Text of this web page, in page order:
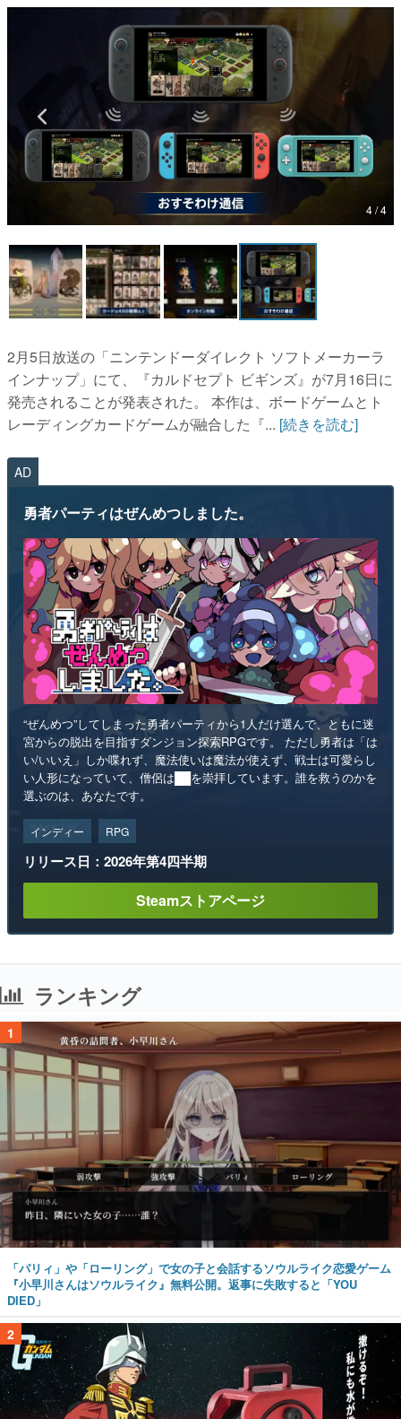
なんでゲームは面白い？
ゲーム開発者・hamatsu氏がゲームの魅力を画面や操作の
具体的な形から解き明かしていく、硬派で骨太な評論連載
です。
ゲームが変えた日本語
「経験値」「裏技」「ラスボス」… ゲームにまつわる言葉
の起源や用法の変遷を、コンピューター文化史研究家・タ
イニーP氏が徹底調査。
カテゴリ
マンガ
女性向け
アプリレビュー
その他
電ファミニコゲーマーとは？
運営：株式会社マレ
4 / 4
2月5日放送の「ニンテンドーダイレクト ソフトメーカーラ
インナップ」にて、『カルドセプト ビギンズ』が7月16日に
発売されることが発表された。 本作は、ボードゲームとト
レーディングカードゲームが融合した『... [続きを読む]
AD
勇者パーティはぜんめつしました。
“ぜんめつ”してしまった勇者パーティから1人だけ選んで、ともに迷
宮からの脱出を目指すダンジョン探索RPGです。 ただし勇者は「は
い/いいえ」しか喋れず、魔法使いは魔法が使えず、戦士は可愛らし
い人形になっていて、僧侶は██を崇拝しています。誰を救うのかを
選ぶのは、あなたです。
インディー RPG
リリース日：2026年第4四半期
Steamストアページ
ランキング
1
「パリィ」や「ローリング」で女の子と会話するソウルライク恋愛ゲーム
『小早川さんはソウルライク』無料公開。返事に失敗すると「YOU
DIED」
2